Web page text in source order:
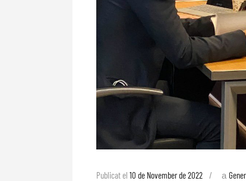
Publicat el 10 de November de 2022 a